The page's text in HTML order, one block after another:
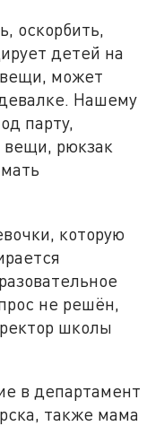
оскорбить,
детей на
вещи, может
Нашему
парту,
вещи, рюкзак
мать
которую
не решён,
школы
в департамент
также мама